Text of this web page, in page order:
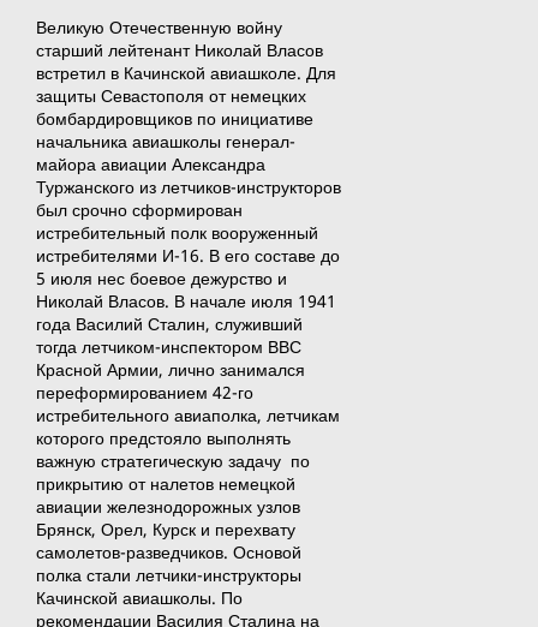
Великую Отечественную войну
старший лейтенант Николай Власов
встретил в Качинской авиашколе. Для
защиты Севастополя от немецких
бомбардировщиков по инициативе
начальника авиашколы генерал-
майора авиации Александра
Туржанского из летчиков-инструкторов
был срочно сформирован
истребительный полк вооруженный
истребителями И-16. В его составе до
5 июля нес боевое дежурство и
Николай Власов. В начале июля 1941
года Василий Сталин, служивший
тогда летчиком-инспектором ВВС
Красной Армии, лично занимался
переформированием 42-го
истребительного авиаполка, летчикам
которого предстояло выполнять
важную стратегическую задачу по
прикрытию от налетов немецкой
авиации железнодорожных узлов
Брянск, Орел, Курск и перехвату
самолетов-разведчиков. Основой
полка стали летчики-инструкторы
Качинской авиашколы. По
рекомендации Василия Сталина на